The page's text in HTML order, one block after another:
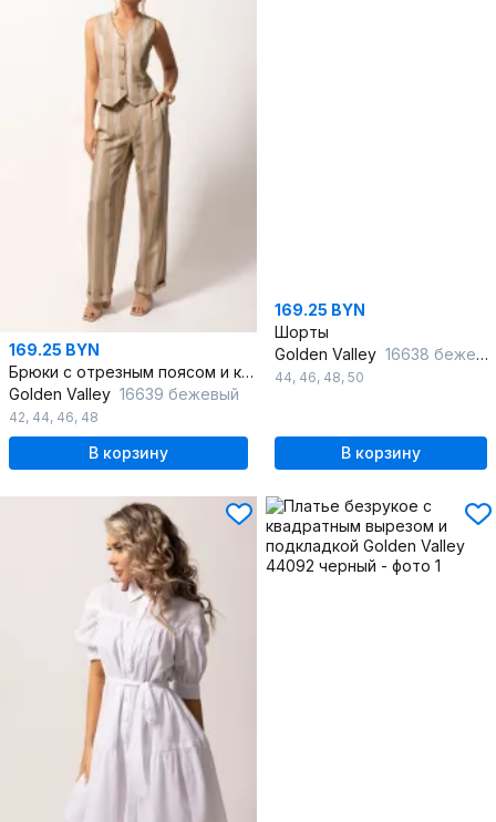
169.25 BYN
Брюки с отрезным поясом и карманами из вискозы
Golden Valley 16639 бежевый
42, 44, 46, 48
В корзину
169.25 BYN
Шорты
Golden Valley 16638 бежевый
44, 46, 48, 50
В корзину